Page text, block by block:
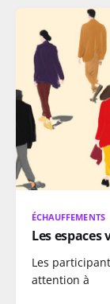
ÉCHAUFFEMENTS
Les espaces
Les
attention à